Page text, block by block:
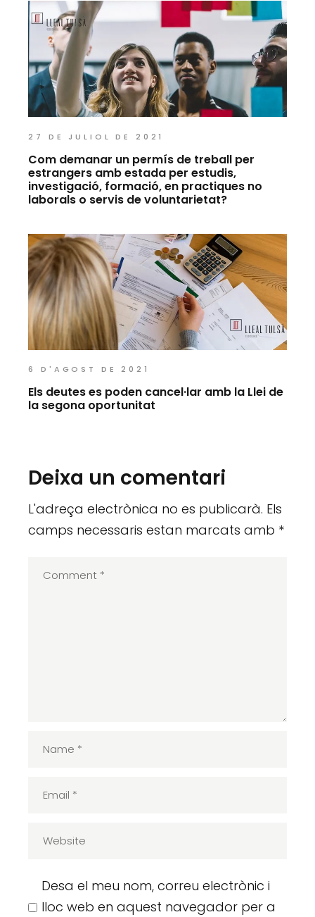
27 DE JULIOL DE 2021
Com demanar un permís de treball per
estrangers amb estada per estudis,
investigació, formació, en practiques no
laborals o servis de voluntarietat?
6 D'AGOST DE 2021
Els deutes es poden cancel·lar amb la Llei de
la segona oportunitat
Deixa un comentari
L'adreça electrònica no es publicarà. Els
camps necessaris estan marcats amb *
Desa el meu nom, correu electrònic i
lloc web en aquest navegador per a